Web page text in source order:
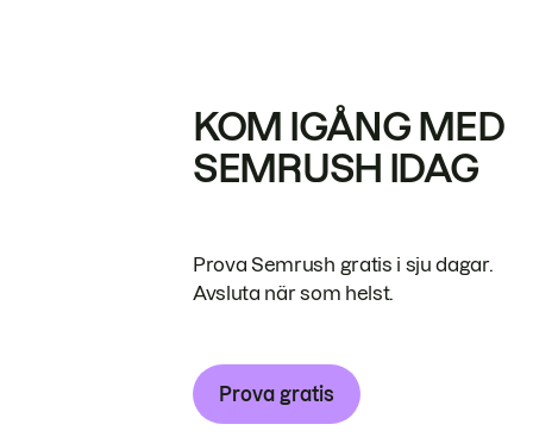
KOM IGÅNG MED
SEMRUSH IDAG
Prova Semrush gratis i sju dagar.
Avsluta när som helst.
Prova gratis